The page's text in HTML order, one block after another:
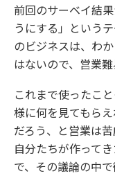
前回のサーベイ結
うにする」という
のビジネスは、わ
はないので、営業難
これまで使ったこ
様に何を見てもら
だろう、と営業は
自分たちが作って
で、その議論の中